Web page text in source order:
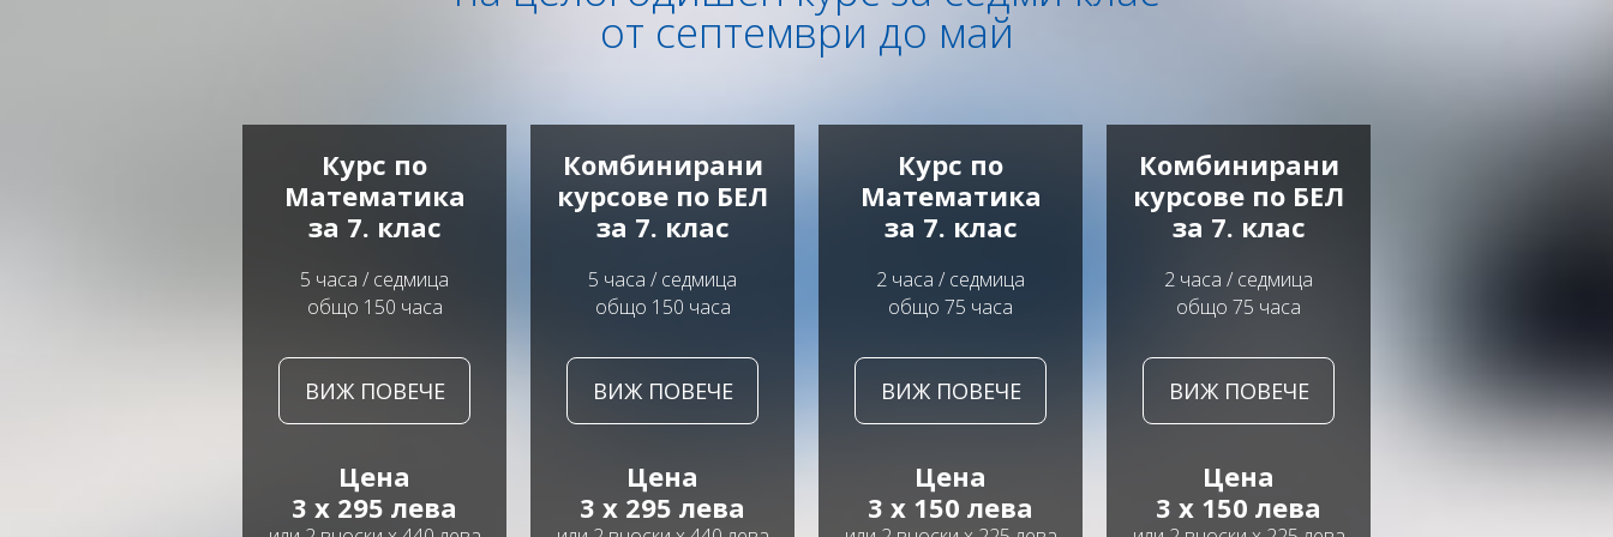
от септември до май
Курс по
Математика
за 7. клас
5 часа / седмица
общо 150 часа
ВИЖ ПОВЕЧЕ
Цена
3 x 295 лева
Комбинирани
курсове по БЕЛ
за 7. клас
5 часа / седмица
общо 150 часа
ВИЖ ПОВЕЧЕ
Цена
3 x 295 лева
Курс по
Математика
за 7. клас
2 часа / седмица
общо 75 часа
ВИЖ ПОВЕЧЕ
Цена
3 x 150 лева
Комбинирани
курсове по БЕЛ
за 7. клас
2 часа / седмица
общо 75 часа
ВИЖ ПОВЕЧЕ
Цена
3 x 150 лева